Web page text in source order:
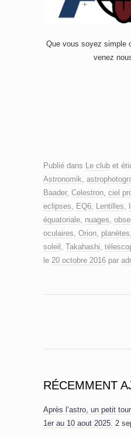
Que vous soyez simple
venez
Publié dans Le club et
Astronomik
Baader, Celestron ciel
eclipses
EQ6 Lentilles
équatoriale nuages
oculaires Orion planètes
soleil
Takahashi
le 20 octobre 2016 par
RÉCEMMENT
Après l’astro, un petit
1er au 10 aout 2025. 2